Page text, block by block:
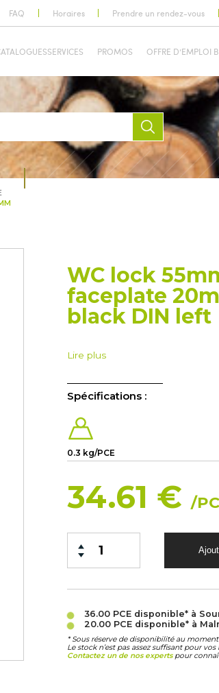
FAQ Horaires Prendre un rendez-vous
SERVICES PROMOS OFFRE D’EMPLOI
WC lock
faceplate
black DIN left
Lire plus
Spécifications :
0.3 kg/PCE
34.61 € /
36.00 PCE disponible* à
20.00 PCE disponible* à
* Sous réserve de disponibilité au
Le stock n’est pas assez suffisant pour vos
Contactez un de nos expertspour